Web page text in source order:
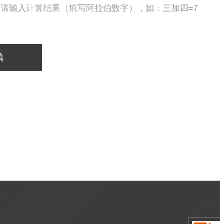
请输入计算结果（填写阿拉伯数字），如：三加四=7